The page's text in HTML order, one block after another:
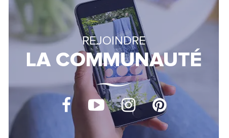
REJOINDRE
LA COMMUNAUTÉ